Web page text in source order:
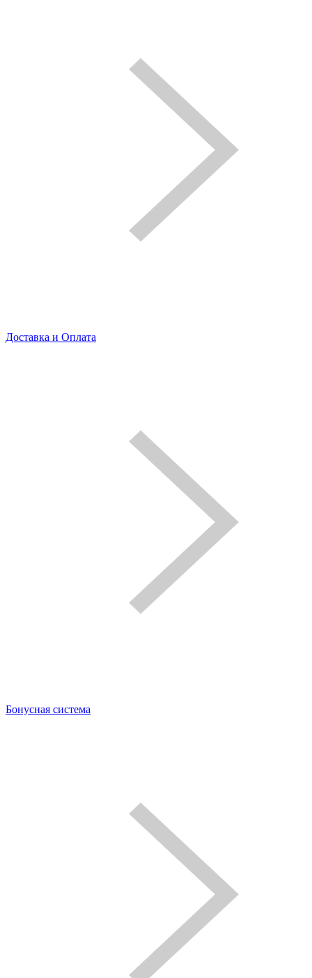
Доставка и Оплата
Бонусная система